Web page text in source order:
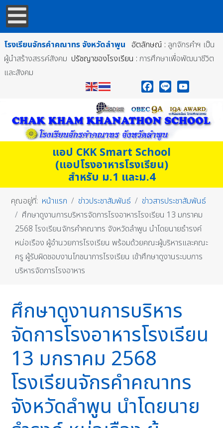
โรงเรียนจักรคำคณาทร จังหวัดลำพูน อัตลักษณ์ : ลูกจักรคำฯ เป็น
ผู้นำสร้างสรรค์สังคม ปรัชญาของโรงเรียน : การศึกษาเพื่อพัฒนาชีวิต
และสังคม
แอป CKK Smart School
(แอปโรงอาหารโรงเรียน)
สำหรับ ม.1 และม.4
คุณอยู่ที่: หน้าแรก ข่าวประชาสัมพันธ์
ข่าวสารประชาสัมพันธ์
ศึกษาดูงานการบริหารจัดการโรงอาหารโรงเรียน 13 มกราคม
2568 โรงเรียนจักรคำคณาทร จังหวัดลำพูน นำโดยนายธำรงค์
หน่อเรือง ผู้อำนวยการโรงเรียน พร้อมด้วยคณะผู้บริหารและคณะ
ครู ผู้รับผิดชอบงานโภชนาการโรงเรียน เข้าศึกษาดูงานระบบการ
บริหารจัดการโรงอาหาร
ศึกษาดูงานการบริหาร
จัดการโรงอาหารโรงเรียน
13 มกราคม 2568
โรงเรียนจักรคำคณาทร
จังหวัดลำพูน นำโดยนาย